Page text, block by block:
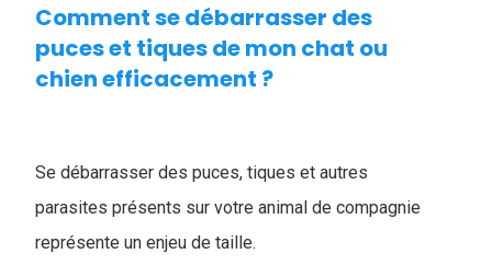
Comment se débarrasser des
puces et tiques de mon chat ou
chien efficacement ?
Se débarrasser des puces, tiques et autres
parasites présents sur votre animal de compagnie
représente un enjeu de taille.